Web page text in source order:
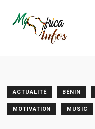
ACTUALITÉ BÉNIN
MOTIVATION MUSIC